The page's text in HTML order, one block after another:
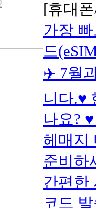
[휴대
가장
드
✈️ 7월
니다.♥
나요?
헤매지
준비하
간편한
코드